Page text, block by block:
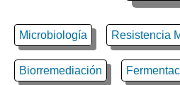
Microbiología Resistencia
Biorremediación